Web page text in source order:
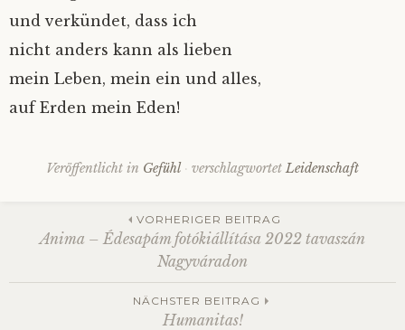
und verkündet, dass ich
nicht anders kann als lieben
mein Leben, mein ein und alles,
auf Erden mein Eden!
Veröffentlicht in Gefühl verschlagwortet Leidenschaft
Beitrags-
Navigation
VORHERIGER BEITRAG
Anima – Édesapám fotókiállítása 2022 tavaszán
Nagyváradon
NÄCHSTER BEITRAG
Humanitas!